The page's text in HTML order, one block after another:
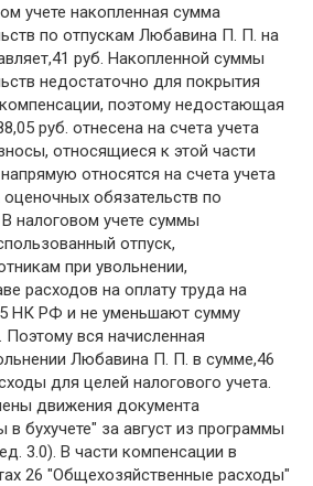
учете накопленная сумма
по отпускам Любавина П. П. на
руб. Накопленной суммы
недостаточно для покрытия
поэтому недостающая
руб. отнесена на счета учета
относящиеся к этой части
относятся на счета учета
оценочных обязательств по
налоговом учете суммы
отпуск,
при увольнении,
расходов на оплату труда на
НК РФ и не уменьшают сумму
вся начисленная
Любавина П. П. в сумме,46
для целей налогового учета.
движения документа
бухучете" за август из программы
3.0). В части компенсации в
26 "Общехозяйственные расходы"